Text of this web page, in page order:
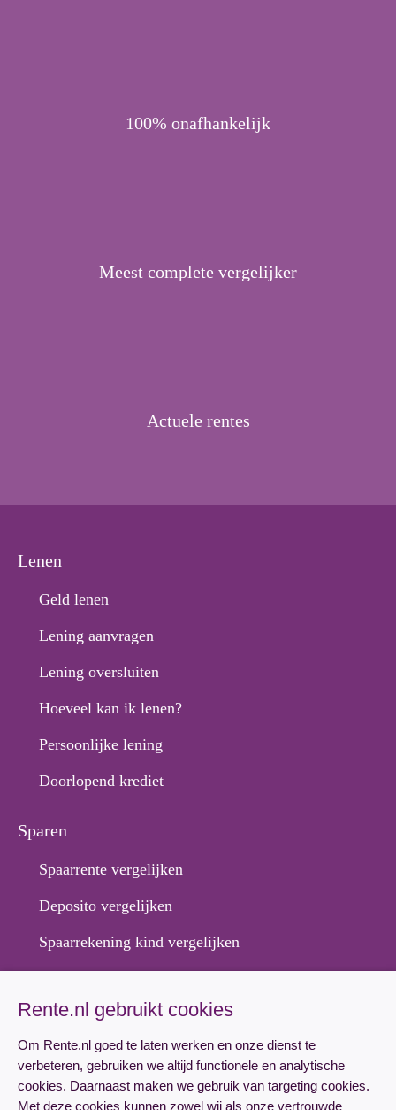
100% onafhankelijk
Meest complete vergelijker
Actuele rentes
Lenen
Geld lenen
Lening aanvragen
Lening oversluiten
Hoeveel kan ik lenen?
Persoonlijke lening
Doorlopend krediet
Sparen
Spaarrente vergelijken
Deposito vergelijken
Spaarrekening kind vergelijken
Hypotheek aanvragen
Lineaire hypotheek rente
Rente.nl gebruikt cookies
Om Rente.nl goed te laten werken en onze dienst te
verbeteren, gebruiken we altijd functionele en analytische
cookies. Daarnaast maken we gebruik van targeting cookies.
Met deze cookies kunnen zowel wij als onze vertrouwde